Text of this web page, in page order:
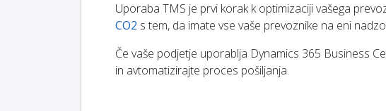
Uporaba TMS je prvi korak k optimizaciji vašega
CO2 s tem, da imate vse vaše prevoznike na eni
Če vaše podjetje uporablja Dynamics 365 Business
in avtomatizirajte proces pošiljanja.